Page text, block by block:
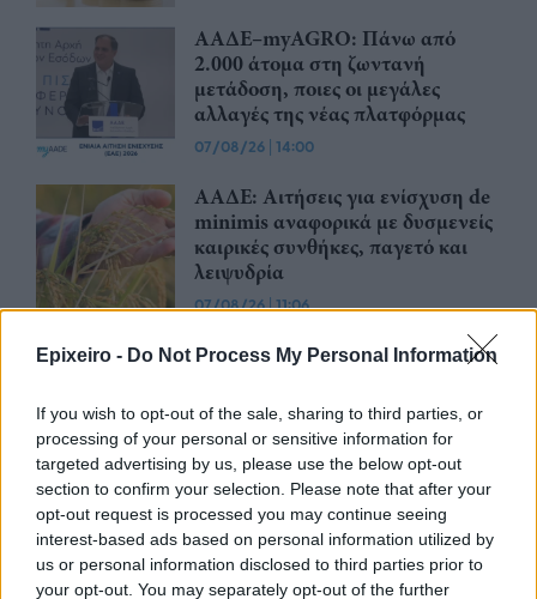
Epixeiro - Do Not Process My Personal Information
If you wish to opt-out of the sale, sharing to third parties, or
processing of your personal or sensitive information for
targeted advertising by us, please use the below opt-out
section to confirm your selection. Please note that after your
opt-out request is processed you may continue seeing
interest-based ads based on personal information utilized by
us or personal information disclosed to third parties prior to
your opt-out. You may separately opt-out of the further
ΑΑΔΕ–myAGRO: Πάνω από
2.000 άτομα στη ζωντανή
μετάδοση, ποιες οι μεγάλες
αλλαγές της νέας πλατφόρμας
07/08/26 | 14:00
ΑΑΔΕ: Αιτήσεις για ενίσχυση de
minimis αναφορικά με δυσμενείς
καιρικές συνθήκες, παγετό και
λειψυδρία
07/08/26|11:06
Μεταβιβάσεις ακινήτων: Έλεγχοι
του 2025 για το πιστοποιητικό
ΕΝΦΙΑ
06/08/26|15:19
ΟΣΔΕ: Στη νέα ψηφιακή εποχή οι
αιτήσεις ενίσχυσης μέσω της
πλατφόρμας myAGRO
|